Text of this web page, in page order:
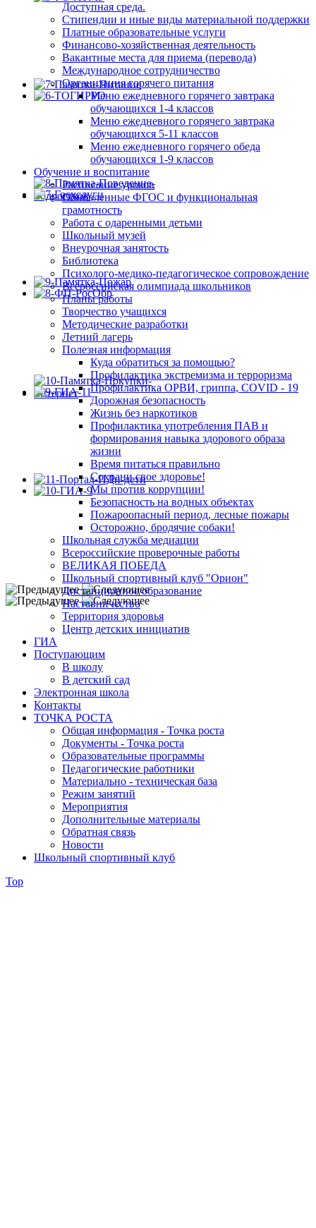
Доступная среда.
Стипендии и иные виды материальной поддержки
Платные образовательные услуги
Финансово-хозяйственная деятельность
Вакантные места для приема (перевода)
Международное сотрудничество
Организация горячего питания
Меню ежедневного горячего завтрака
обучающихся 1-4 классов
Меню ежедневного горячего завтрака
обучающихся 5-11 классов
Меню ежедневного горячего обеда
обучающихся 1-9 классов
Обучение и воспитание
Расписание уроков
Обновленные ФГОС и функциональная
грамотность
Работа с одаренными детьми
Школьный музей
Внеурочная занятость
Библиотека
Психолого-медико-педагогическое сопровождение
Всероссийская олимпиада школьников
Планы работы
Творчество учащихся
Методические разработки
Летний лагерь
Полезная информация
Куда обратиться за помощью?
Профилактика экстремизма и терроризма
Профилактика ОРВИ, гриппа, COVID - 19
Дорожная безопасность
Жизнь без наркотиков
Профилактика употребления ПАВ и
формирования навыка здорового образа
жизни
Время питаться правильно
Сохрани свое здоровье!
Мы против коррупции!
Безопасность на водных объектах
Пожароопасный период, лесные пожары
Осторожно, бродячие собаки!
Школьная служба медиации
Всероссийские проверочные работы
ВЕЛИКАЯ ПОБЕДА
Школьный спортивный клуб "Орион"
Дистанционное образование
Наставничество
Территория здоровья
Центр детских инициатив
ГИА
Поступающим
В школу
В детский сад
Электронная школа
Контакты
ТОЧКА РОСТА
Общая информация - Точка роста
Документы - Точка роста
Образовательные программы
Педагогические работники
Материально - техническая база
Режим занятий
Мероприятия
Дополнительные материалы
Обратная связь
Новости
Школьный спортивный клуб
Top